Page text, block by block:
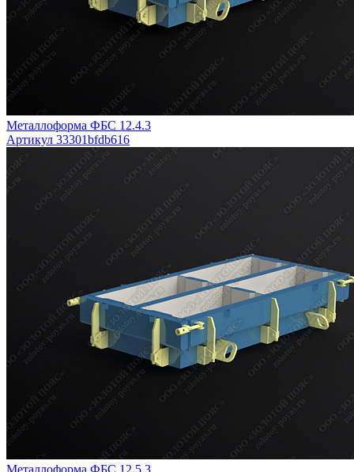
Металлоформа ФБС 12.4.3
Артикул 33301bfdb616
Металлоформа ФБС 12.5.3